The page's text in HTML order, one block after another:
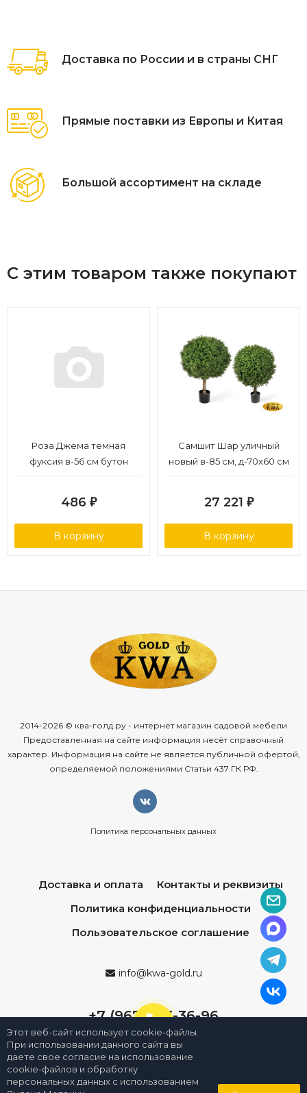
Доставка по России и в страны СНГ
Прямые поставки из Европы и Китая
Большой ассортимент на складе
С этим товаром также покупают
Роза Джема тёмная
фуксия в-56 см бутон
486 ₽
В корзину
Самшит Шар уличный
новый в-85 см, д-70х60 см
27 221 ₽
В корзину
2014-2026 © ква-голд.ру - интернет магазин садовой мебели
Предоставленная на сайте информация несёт справочный
характер. Информация на сайте не является публичной офертой,
определяемой положениями Статьи 437 ГК РФ.
Политика персональных данных
Доставка и оплата
Контакты и реквизиты
Политика конфиденциальности
Пользовательское соглашение
info@kwa-gold.ru
+7 (967) 013-36-96
0
Этот веб-сайт использует cookie-файлы.
При использовании данного сайта вы
даете свое согласие на использование
cookie-файлов и обработку
персональных данных с использованием